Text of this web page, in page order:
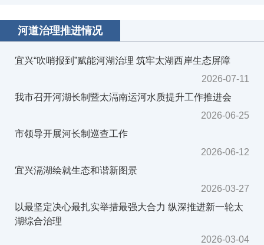
河道治理推进情况
宜兴“吹哨报到”赋能河湖治理 筑牢太湖西岸生态屏障
2026-07-11
我市召开河湖长制暨太滆南运河水质提升工作推进会
2026-06-25
市领导开展河长制巡查工作
2026-06-12
宜兴滆湖绘就生态和谐新图景
2026-03-27
以最坚定决心最扎实举措最强大合力 纵深推进新一轮太
湖综合治理
2026-03-04